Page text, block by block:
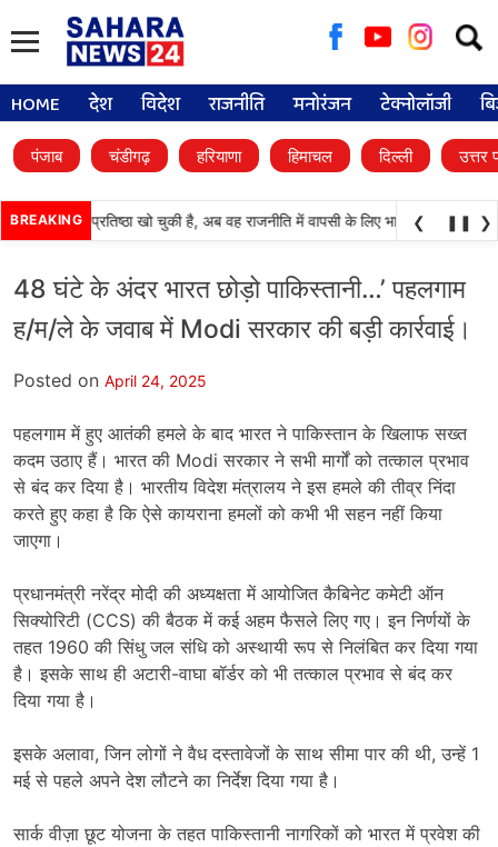
for:
HOME देश विदेश राजनीति मनोरंजन टेक्नोलॉजी
पंजाब चंडीगढ़ हरियाणा हिमाचल दिल्ली उत्तर
BREAKING
दल) अपनी प्रतिष्ठा खो चुकी है, अब वह राजनीति में वापसी के लिए भाजपा से समझौता
❮ ❚❚ ❯
48 घंटे के अंदर भारत छोड़ो पाकिस्तानी…’ पहलगाम
ह/म/ले के जवाब में Modi सरकार की बड़ी कार्रवाई।
Posted on April 24, 2025
पहलगाम में हुए आतंकी हमले के बाद भारत ने पाकिस्तान के खिलाफ सख्त
कदम उठाए हैं। भारत की Modi सरकार ने सभी मार्गों को तत्काल प्रभाव
से बंद कर दिया है। भारतीय विदेश मंत्रालय ने इस हमले की तीव्र निंदा
करते हुए कहा है कि ऐसे कायराना हमलों को कभी भी सहन नहीं किया
जाएगा।
प्रधानमंत्री नरेंद्र मोदी की अध्यक्षता में आयोजित कैबिनेट कमेटी ऑन
सिक्योरिटी (CCS) की बैठक में कई अहम फैसले लिए गए। इन निर्णयों के
तहत 1960 की सिंधु जल संधि को अस्थायी रूप से निलंबित कर दिया गया
है। इसके साथ ही अटारी-वाघा बॉर्डर को भी तत्काल प्रभाव से बंद कर
दिया गया है।
इसके अलावा, जिन लोगों ने वैध दस्तावेजों के साथ सीमा पार की थी, उन्हें 1
मई से पहले अपने देश लौटने का निर्देश दिया गया है।
सार्क वीज़ा छूट योजना के तहत पाकिस्तानी नागरिकों को भारत में प्रवेश की